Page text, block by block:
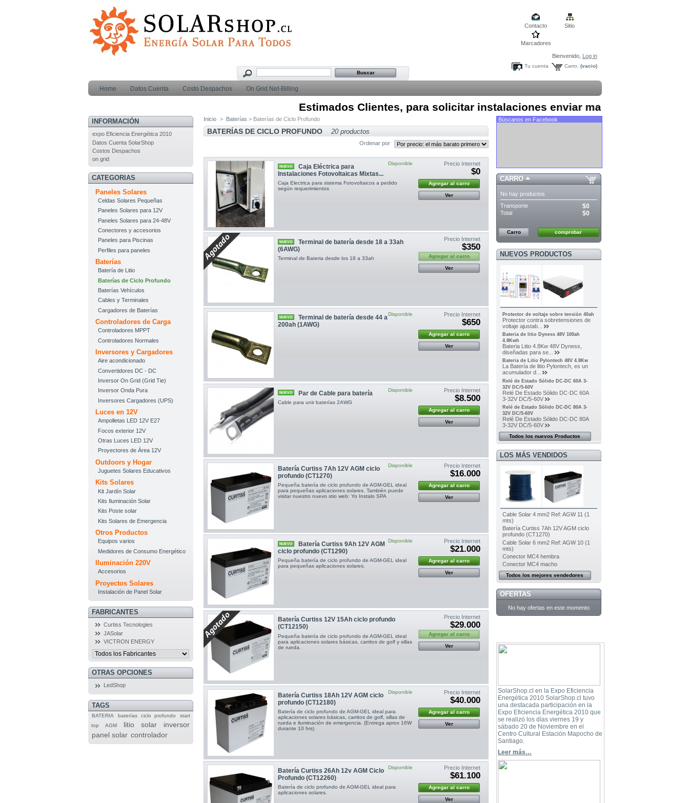
Contacto Sitio
Marcadores
Bienvenido, Log in
Carro: (vacio)
Tu cuenta
Home Datos Cuenta Costo Despachos On Grid Net-Billing
Estimados Clientes, para solicitar instalaciones enviar mail a
INFORMACIÓN
expo Eficiencia Energética 2010
Datos Cuenta SolarShop
Costos Despachos
on grid
CATEGORIAS
Paneles Solares
Celdas Solares Pequeñas
Paneles Solares para 12V
Paneles Solares para 24-48V
Conectores y accesorios
Paneles para Piscinas
Perfiles para paneles
Baterías
Batería de Litio
Baterías de Ciclo Profundo
Baterías Vehículos
Cables y Terminales
Cargadores de Baterías
Controladores de Carga
Controladores MPPT
Controladores Normales
Inversores y Cargadores
Aire acondicionado
Convertidores DC - DC
Inversor On Grid (Grid Tie)
Inversor Onda Pura
Inversores Cargadores (UPS)
Luces en 12V
Ampolletas LED 12V E27
Focos exterior 12V
Otras Luces LED 12V
Proyectores de Área 12V
Outdoors y Hogar
Juguetes Solares Educativos
Kits Solares
Kit Jardín Solar
Kits Iluminación Solar
Kits Poste solar
Kits Solares de Emergencia
Otros Productos
Equipos varios
Medidores de Consumo Energético
Iluminación 220V
Accesorios
Proyectos Solares
Instalación de Panel Solar
FABRICANTES
Curtiss Tecnologies
JASolar
VICTRON ENERGY
OTRAS OPCIONES
LedShop
TAGS
BATERIA baterías ciclo profundo
start
top
AGM litio solar
inversor
panel solar controlador
Inicio > Baterías > Baterías de Ciclo Profundo
BATERÍAS DE CICLO PROFUNDO 20 productos
Ordenar por
Disponible
NUEVO
Caja Eléctrica para
Instalaciones Fotovoltaicas Mixtas...
Caja Electrica para sistema Fotovoltaicos a pedido
según requerimientos
Precio Internet
$0
Agregar al carro
Ver
NUEVO
Terminal de batería desde 18 a 33ah
(6AWG)
Terminal de Bateria desde los 18 a 33ah
Precio Internet
$350
Agregar al carro
Ver
Disponible
NUEVO
Terminal de batería desde 44 a
200ah (1AWG)
Precio Internet
$650
Agregar al carro
Ver
Disponible
NUEVO Par de Cable para batería
Cable para unir baterías 2AWG
Precio Internet
$8.500
Agregar al carro
Ver
Disponible
Batería Curtiss 7Ah 12V AGM ciclo
profundo (CT1270)
Pequeña batería de ciclo profundo de AGM-GEL ideal
para pequeñas aplicaciones solares. También puede
visitar nuestro nuevo stio web: Yo Instalo SPA
Precio Internet
$16.000
Agregar al carro
Ver
Disponible
NUEVO
Batería Curtiss 9Ah 12V AGM
ciclo profundo (CT1290)
Pequeña batería de ciclo profundo de AGM-GEL ideal
para pequeñas aplicaciones solares.
Precio Internet
$21.000
Agregar al carro
Ver
Batería Curtiss 12V 15Ah ciclo profundo
(CT12150)
Pequeña batería de ciclo profundo de AGM-GEL ideal
para aplicaciones solares básicas, carritos de golf y sillas
de rueda.
Precio Internet
$29.000
Agregar al carro
Ver
Disponible
Batería Curtiss 18Ah 12V AGM ciclo
profundo (CT12180)
Batería de ciclo profundo de AGM-GEL ideal para
aplicaciones solares básicas, carritos de golf, sillas de
rueda e iluminación de emergencia. (Entrega aprox 16W
durante 10 hrs)
Precio Internet
$40.000
Agregar al carro
Ver
Disponible
Batería Curtiss 26Ah 12v AGM Ciclo
Profundo (CT12260)
Batería de ciclo profundo de AGM-GEL ideal para
aplicaciones solares.
Precio Internet
$61.100
Agregar al carro
Ver
Búscanos en Facebook
CARRO
No hay productos
Transporte
$0
Total $0
Carro comprobar
NUEVOS PRODUCTOS
Protector de voltaje sobre tensión 40ah
Protector contra sobretensiones de
voltaje ajustab...
Bateria de litio Dyness 48V 100ah
4.8Kwh
Bateria Litio 4.8Kw 48V Dyness,
diseñadas para se...
Bateria de Litio Pylontech 48V 4.8Kw
La Batería de litio Pylontech, es un
acumulador d...
Relé de Estado Sólido DC-DC 60A 3-
32V DC/5-60V
Relé De Estado Sólido DC-DC 60A
3-32V DC/5-60V
Relé de Estado Sólido DC-DC 80A 3-
32V DC/5-60V
Relé De Estado Sólido DC-DC 80A
3-32V DC/5-60V
Todos los nuevos Productos
LOS MÁS VENDIDOS
Cable Solar 4 mm2 Ref: AGW 11 (1
mts)
Batería Curtiss 7Ah 12V AGM ciclo
profundo (CT1270)
Cable Solar 6 mm2 Ref: AGW 10 (1
mts)
Conector MC4 hembra
Conector MC4 macho
Todos los mejores vendedores
OFERTAS
No hay ofertas en este momento
SolarShop.cl en la Expo Eficiencia
Energética 2010 SolarShop.cl tuvo
una destacada participación en la
Expo Eficiencia Energética 2010 que
se realizó los días viernes 19 y
sábado 20 de Noviembre en el
Centro Cultural Estación Mapocho de
Santiago.
Leer más…